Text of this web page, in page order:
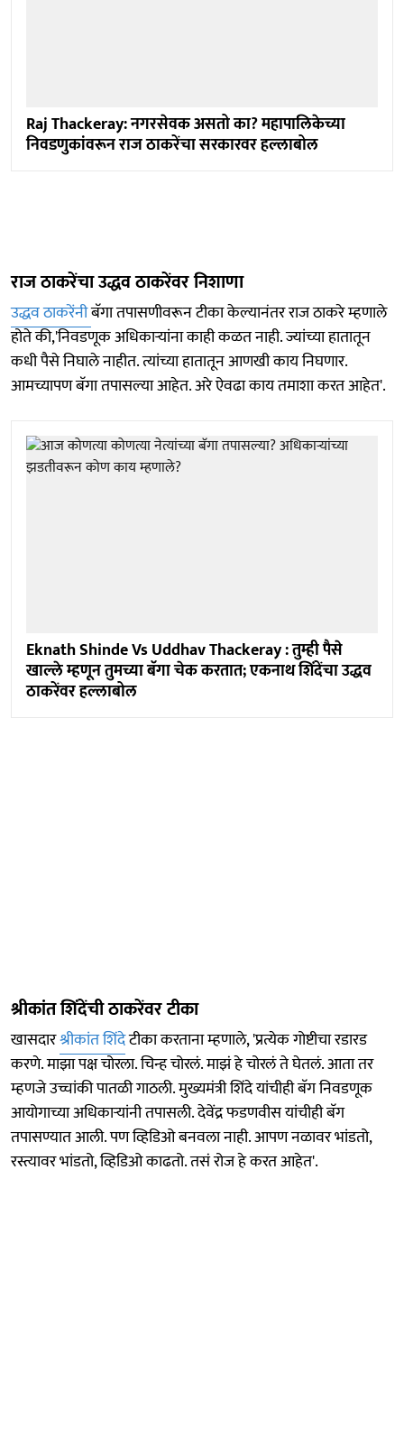
Raj Thackeray: नगरसेवक असतो का? महापालिकेच्या
निवडणुकांवरून राज ठाकरेंचा सरकारवर हल्लाबोल
राज ठाकरेंचा उद्धव ठाकरेंवर निशाणा
उद्धव ठाकरेंनीबॅगा तपासणीवरून टीका केल्यानंतर राज ठाकरे म्हणाले
होते की,'निवडणूक अधिकाऱ्यांना काही कळत नाही. ज्यांच्या हातातून
कधी पैसे निघाले नाहीत. त्यांच्या हातातून आणखी काय निघणार.
आमच्यापण बॅगा तपासल्या आहेत. अरे ऐवढा काय तमाशा करत आहेत'.
Eknath Shinde Vs Uddhav Thackeray : तुम्ही पैसे
खाल्ले म्हणून तुमच्या बॅगा चेक करतात; एकनाथ शिंदेंचा उद्धव
ठाकरेंवर हल्लाबोल
श्रीकांत शिंदेंची ठाकरेंवर टीका
खासदारश्रीकांत शिंदेटीका करताना म्हणाले, 'प्रत्येक गोष्टीचा रडारड
करणे. माझा पक्ष चोरला. चिन्ह चोरलं. माझं हे चोरलं ते घेतलं. आता तर
म्हणजे उच्चांकी पातळी गाठली. मुख्यमंत्री शिंदे यांचीही बॅग निवडणूक
आयोगाच्या अधिकाऱ्यांनी तपासली. देवेंद्र फडणवीस यांचीही बॅग
तपासण्यात आली. पण व्हिडिओ बनवला नाही. आपण नळावर भांडतो,
रस्त्यावर भांडतो, व्हिडिओ काढतो. तसं रोज हे करत आहेत'.